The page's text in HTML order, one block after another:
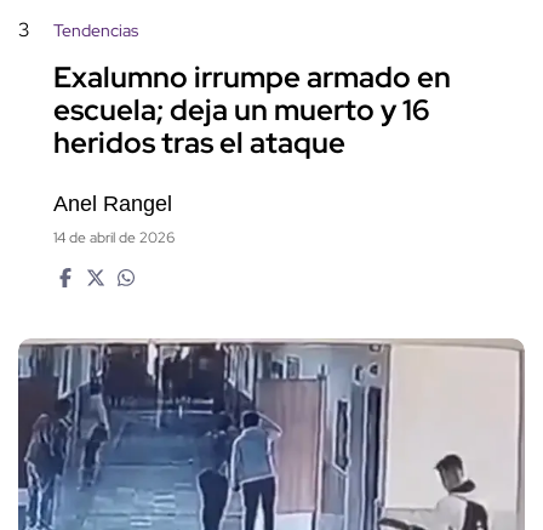
3 Tendencias
Exalumno irrumpe armado en
escuela; deja un muerto y 16
heridos tras el ataque
Anel Rangel
14 de abril de 2026